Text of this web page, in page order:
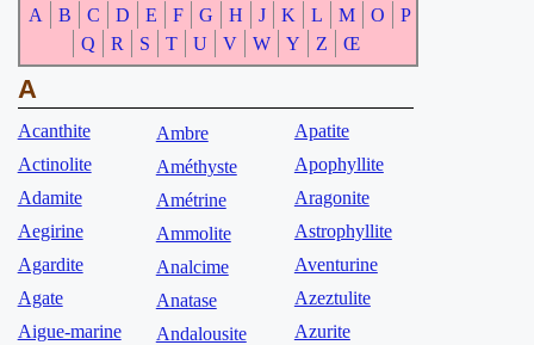
A B C D E F G H J K L M O
P
Q
R S T U V W Y Z Œ
A
Acanthite
Actinolite
Adamite
Aegirine
Agardite
Agate
Aigue-marine
Ambre
Améthyste
Amétrine
Ammolite
Analcime
Anatase
Andalousite
Apatite
Apophyllite
Aragonite
Astrophyllite
Aventurine
Azeztulite
Azurite